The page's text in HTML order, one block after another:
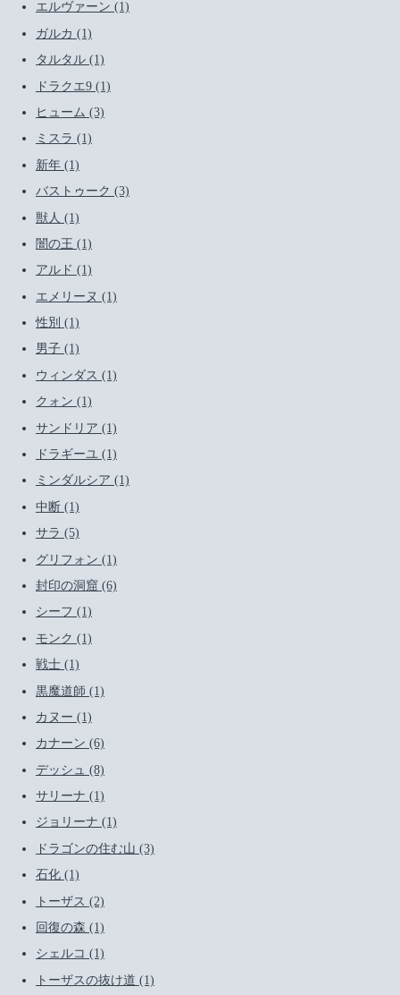
エルヴァーン (1)
ガルカ (1)
タルタル (1)
ドラクエ9 (1)
ヒューム (3)
ミスラ (1)
新年 (1)
バストゥーク (3)
獣人 (1)
闇の王 (1)
アルド (1)
エメリーヌ (1)
性別 (1)
男子 (1)
ウィンダス (1)
クォン (1)
サンドリア (1)
ドラギーユ (1)
ミンダルシア (1)
中断 (1)
サラ (5)
グリフォン (1)
封印の洞窟 (6)
シーフ (1)
モンク (1)
戦士 (1)
黒魔道師 (1)
カヌー (1)
カナーン (6)
デッシュ (8)
サリーナ (1)
ジョリーナ (1)
ドラゴンの住む山 (3)
石化 (1)
トーザス (2)
回復の森 (1)
シェルコ (1)
トーザスの抜け道 (1)